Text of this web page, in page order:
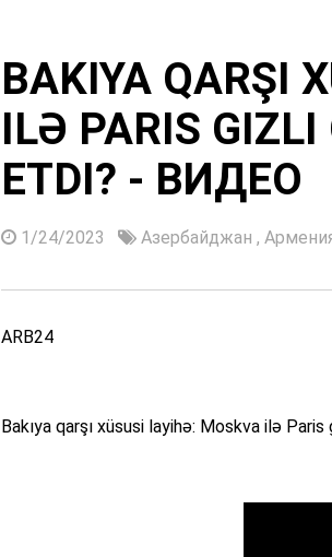
BAKIYA QARŞI
ILƏ PARIS
ETDI? - ВИДЕО
1/24/2023 Азербайджан ,
ARB24
Bakıya qarşı xüsusi layihə: Moskva ilə